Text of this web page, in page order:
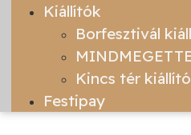
Kiállítók
Borfesztivál
Kincs tér
Festipay